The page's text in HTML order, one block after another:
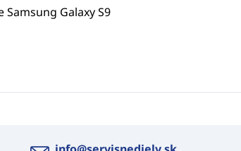
Samsung Galaxy S9